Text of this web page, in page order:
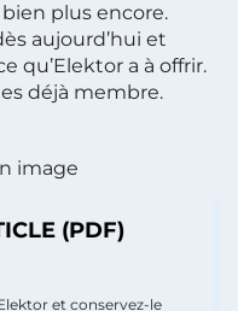
plus encore.
aujourd’hui et
qu’Elektor a à offrir.
déjà membre.
(PDF)
et conservez-le